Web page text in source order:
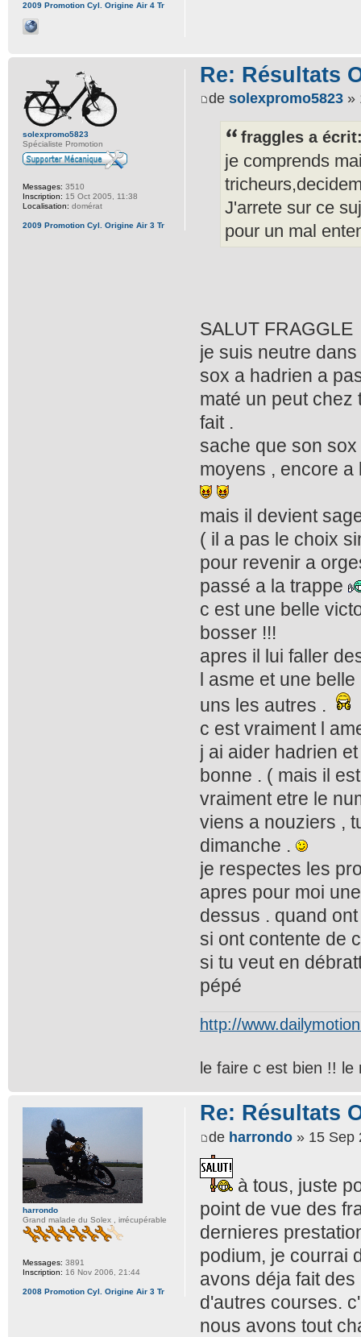
2009 Promotion Cyl. Origine Air 4 Tr
Re: Résultats
de solexpromo5823 »
fraggles a
je comprends
J'arrete sur ce
pour un mal
SALUT FRAGGLE
je suis neutre
sox a hadrien a
maté un peut chez
fait .
sache que son
moyens , encore
mais il devient
( il a pas le choix
pour revenir a
passé a la trappe
c est une belle
bosser !!!
apres il lui faller
l asme et une
uns les autres .
c est vraiment l
j ai aider hadrien
bonne . ( mais il
vraiment etre le
viens a nouziers ,
dimanche .
je respectes les
apres pour moi
dessus . quand
si ont contente de
si tu veut en
pépé
http://
le faire c est bien !!
solexpromo5823
Spécialiste Promotion
Messages: 3510
Inscription: 15 Oct 2005, 11:38
Localisation: domérat
2009 Promotion Cyl. Origine Air 3 Tr
Re: Résultats
de harrondo » 15 Sep
à tous, juste
point de vue des
dernieres
podium, je courrai
avons déja fait
d'autres courses.
nous avons tout
harrondo
Grand malade du Solex , irrécupérable
Messages: 3891
Inscription: 16 Nov 2006, 21:44
2008 Promotion Cyl. Origine Air 3 Tr